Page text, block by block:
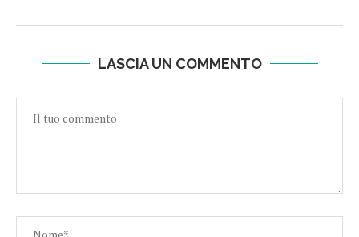
LASCIA UN COMMENTO